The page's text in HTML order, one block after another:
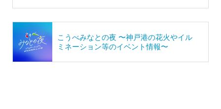
こうべみなとの夜 〜神戸港の花火やイル
ミネーション等のイベント情報〜